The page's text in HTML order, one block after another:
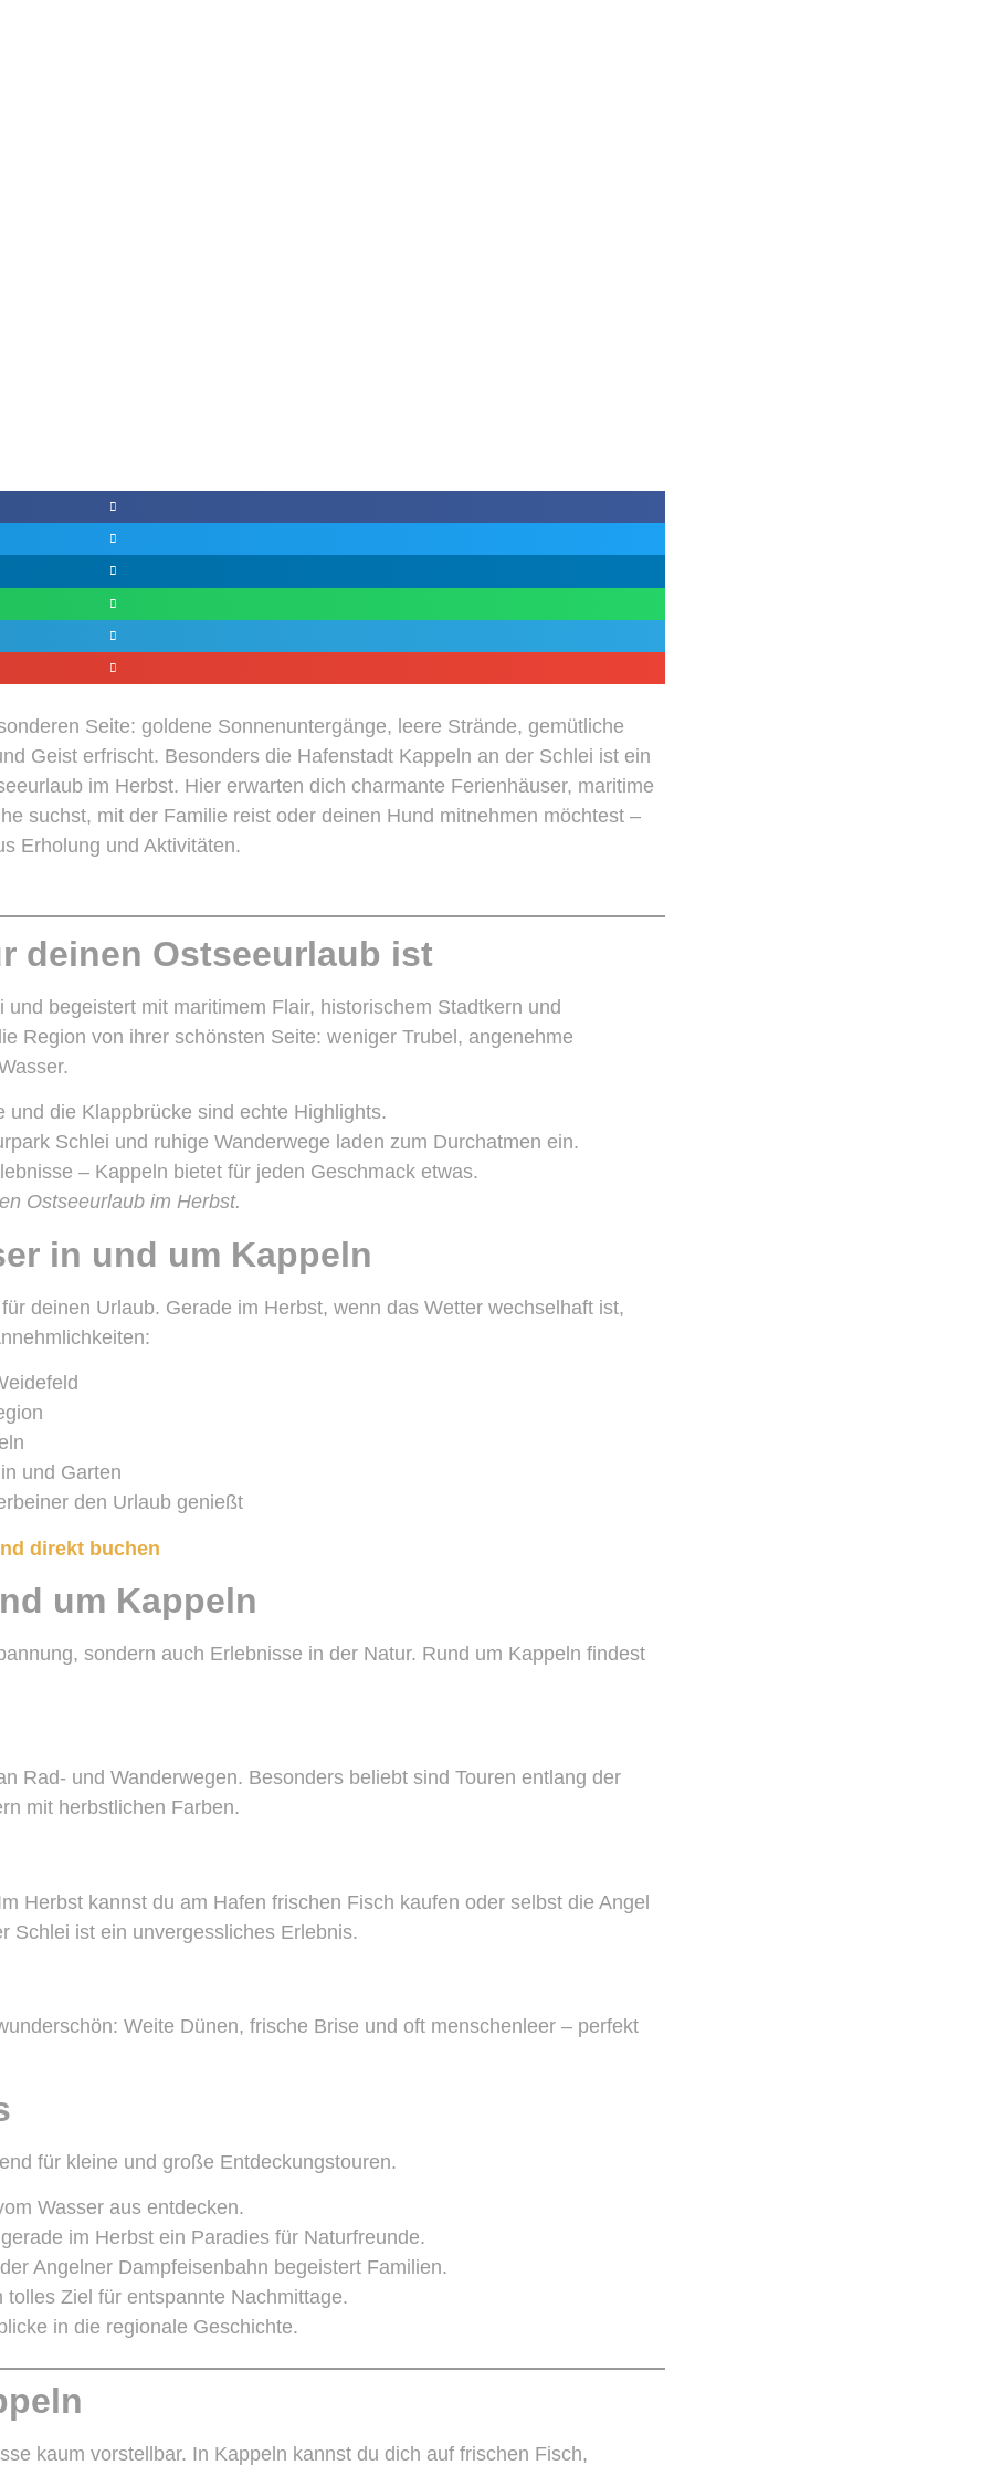
Seite: goldene Sonnenuntergänge, leere Strände, gemütliche
Geist erfrischt. Besonders die Hafenstadt Kappeln an der Schlei ist ein
im Herbst. Hier erwarten dich charmante Ferienhäuser, maritime
suchst, mit der Familie reist oder deinen Hund mitnehmen möchtest –
Erholung und Aktivitäten.
deinen Ostseeurlaub ist
begeistert mit maritimem Flair, historischem Stadtkern und
Region von ihrer schönsten Seite: weniger Trubel, angenehme
und die Klappbrücke sind echte Highlights.
Schlei und ruhige Wanderwege laden zum Durchatmen ein.
– Kappeln bietet für jeden Geschmack etwas.
Ostseeurlaub im Herbst.
in und um Kappeln
deinen Urlaub. Gerade im Herbst, wenn das Wetter wechselhaft ist,
und Garten
den Urlaub genießt
direkt buchen
um Kappeln
sondern auch Erlebnisse in der Natur. Rund um Kappeln findest
Rad- und Wanderwegen. Besonders beliebt sind Touren entlang der
mit herbstlichen Farben.
Herbst kannst du am Hafen frischen Fisch kaufen oder selbst die Angel
Schlei ist ein unvergessliches Erlebnis.
Weite Dünen, frische Brise und oft menschenleer – perfekt
für kleine und große Entdeckungstouren.
Wasser aus entdecken.
im Herbst ein Paradies für Naturfreunde.
Angelner Dampfeisenbahn begeistert Familien.
tolles Ziel für entspannte Nachmittage.
in die regionale Geschichte.
kaum vorstellbar. In Kappeln kannst du dich auf frischen Fisch,